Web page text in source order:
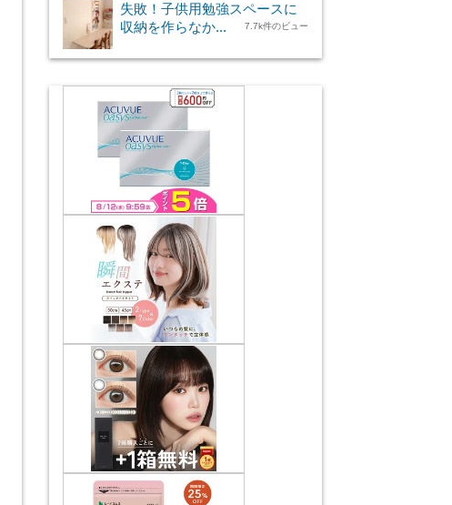
失敗！子供用勉強スペースに
収納を作らなか...
7.7k件のビュー